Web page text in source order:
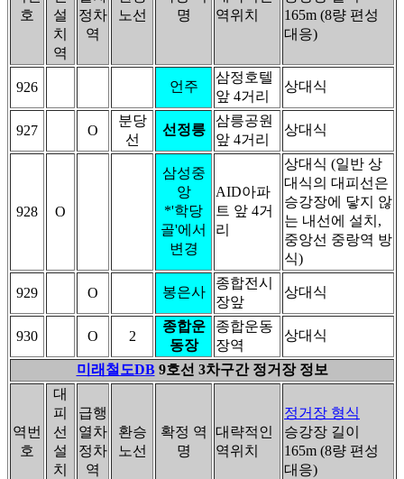
호
설
치
역
정차
역
노선
명
역위치
165m (8량 편성
대응)
926 언주
삼정호텔
앞 4거리
상대식
927 O
분당
선
선정릉
삼릉공원
앞 4거리
상대식
928 O
삼성중
앙
*'학당
골'에서
변경
AID아파
트 앞 4거
리
상대식 (일반 상
대식의 대피선은
승강장에 닿지 않
는 내선에 설치,
중앙선 중랑역 방
식)
929 O 봉은사
종합전시
장앞
상대식
930 O 2
종합운
동장
종합운동
장역
상대식
미래철도DB9호선 3차구간 정거장 정보
역번
호
대
피
선
설
치
급행
열차
정차
역
환승
노선
확정 역
명
대략적인
역위치
정거장 형식
승강장 길이
165m (8량 편성
대응)